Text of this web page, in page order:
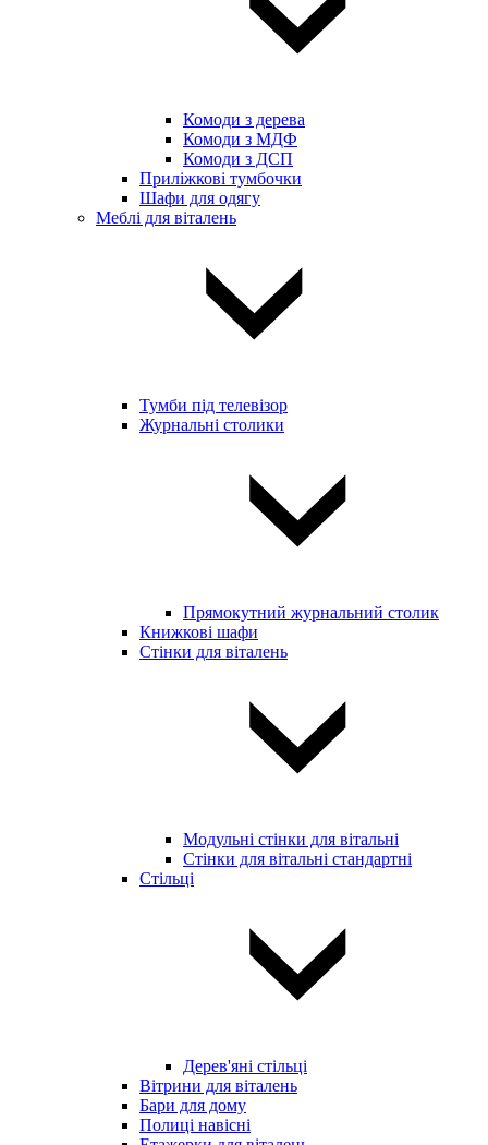
Комоди з дерева
Комоди з МДФ
Комоди з ДСП
Приліжкові тумбочки
Шафи для одягу
Меблі для віталень
Тумби під телевізор
Журнальні столики
Прямокутний журнальний столик
Книжкові шафи
Стінки для віталень
Модульні стінки для вітальні
Стінки для вітальні стандартні
Стільці
Дерев'яні стільці
Вітрини для віталень
Бари для дому
Полиці навісні